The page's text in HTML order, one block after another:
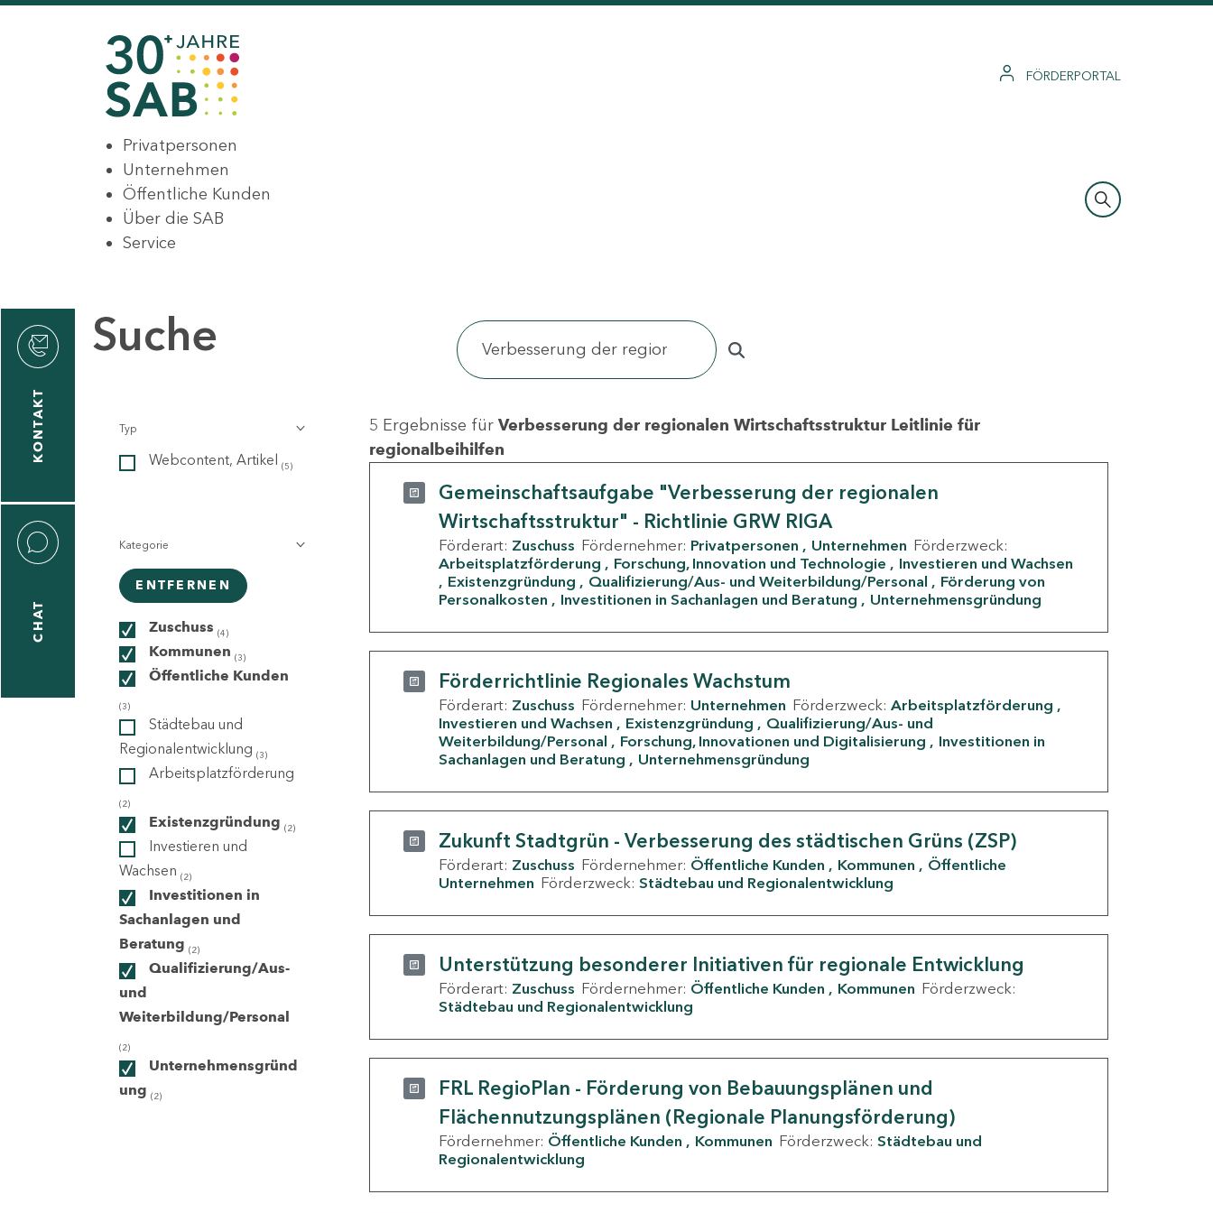
FÖRDERPORTAL
Privatpersonen
Unternehmen
Öffentliche Kunden
Über die SAB
Service
KONTAKT
CHAT
Suche
Typ
Webcontent, Artikel (5)
Kategorie
ENTFERNEN
Zuschuss (4)
Kommunen (3)
Öffentliche Kunden
(3)
Städtebau und
Regionalentwicklung (3)
Arbeitsplatzförderung
(2)
Existenzgründung (2)
Investieren und
Wachsen (2)
Investitionen in
Sachanlagen und
Beratung (2)
Qualifizierung/Aus-
und
Weiterbildung/Personal
(2)
Unternehmensgründ
ung (2)
5 Ergebnisse für Verbesserung der regionalen Wirtschaftsstruktur Leitlinie für
regionalbeihilfen
Gemeinschaftsaufgabe "Verbesserung der regionalen
Wirtschaftsstruktur" - Richtlinie GRW RIGA
Förderart: Zuschuss Fördernehmer: Privatpersonen Unternehmen Förderzweck:
Arbeitsplatzförderung
Forschung, Innovation und Technologie
Investieren und Wachsen
Existenzgründung
Qualifizierung/Aus- und Weiterbildung/Personal
Förderung von
Personalkosten
Investitionen in Sachanlagen und Beratung Unternehmensgründung
Förderrichtlinie Regionales Wachstum
Förderart: Zuschuss Fördernehmer: Unternehmen Förderzweck: Arbeitsplatzförderung
Investieren und Wachsen
Existenzgründung
Qualifizierung/Aus- und
Weiterbildung/Personal
Forschung, Innovationen und Digitalisierung
Investitionen in
Sachanlagen und Beratung
Unternehmensgründung
Zukunft Stadtgrün - Verbesserung des städtischen Grüns (ZSP)
Förderart: Zuschuss Fördernehmer: Öffentliche Kunden Kommunen
Öffentliche
Unternehmen Förderzweck: Städtebau und Regionalentwicklung
Unterstützung besonderer Initiativen für regionale Entwicklung
Förderart: Zuschuss Fördernehmer: Öffentliche Kunden Kommunen Förderzweck:
Städtebau und Regionalentwicklung
FRL RegioPlan - Förderung von Bebauungsplänen und
Flächennutzungsplänen (Regionale Planungsförderung)
Fördernehmer: Öffentliche Kunden Kommunen Förderzweck: Städtebau und
Regionalentwicklung